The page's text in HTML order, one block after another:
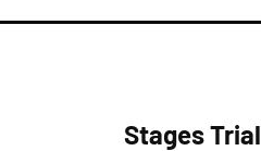
Stages Trial